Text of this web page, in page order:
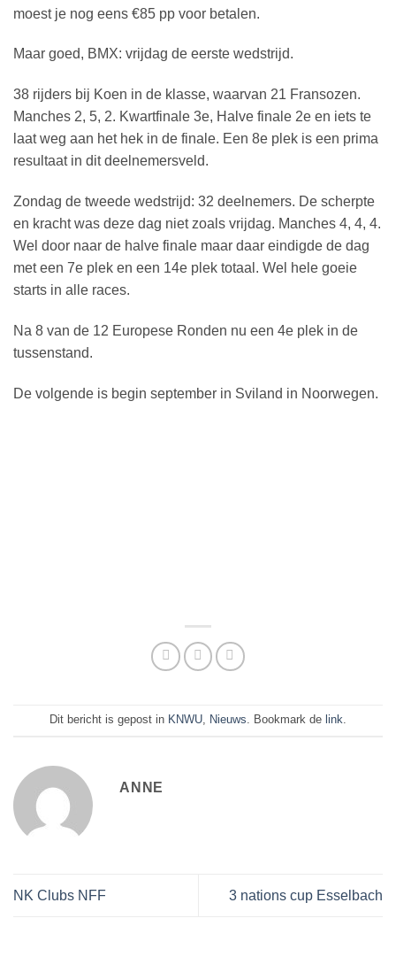
moest je nog eens €85 pp voor betalen.
Maar goed, BMX: vrijdag de eerste wedstrijd.
38 rijders bij Koen in de klasse, waarvan 21 Fransozen.
Manches 2, 5, 2. Kwartfinale 3e, Halve finale 2e en iets te
laat weg aan het hek in de finale. Een 8e plek is een prima
resultaat in dit deelnemersveld.
Zondag de tweede wedstrijd: 32 deelnemers. De scherpte
en kracht was deze dag niet zoals vrijdag. Manches 4, 4, 4.
Wel door naar de halve finale maar daar eindigde de dag
met een 7e plek en een 14e plek totaal. Wel hele goeie
starts in alle races.
Na 8 van de 12 Europese Ronden nu een 4e plek in de
tussenstand.
De volgende is begin september in Sviland in Noorwegen.
Dit bericht is gepost in KNWU Nieuws . Bookmark de link
ANNE
NK Clubs NFF 3 nations cup Esselbach